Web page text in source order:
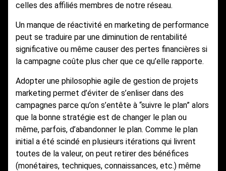
celles des affiliés membres de notre réseau.
Un manque de réactivité en marketing de performance
peut se traduire par une diminution de rentabilité
significative ou même causer des pertes financières si
la campagne coûte plus cher que ce qu’elle rapporte.
Adopter une philosophie agile de gestion de projets
marketing permet d’éviter de s’enliser dans des
campagnes parce qu’on s’entête à “suivre le plan” alors
que la bonne stratégie est de changer le plan ou
même, parfois, d’abandonner le plan. Comme le plan
initial a été scindé en plusieurs itérations qui livrent
toutes de la valeur, on peut retirer des bénéfices
(monétaires, techniques, connaissances, etc.) même